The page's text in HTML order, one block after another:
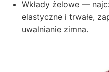
Wkłady żelowe —
elastyczne i trwałe,
uwalnianie zimna.